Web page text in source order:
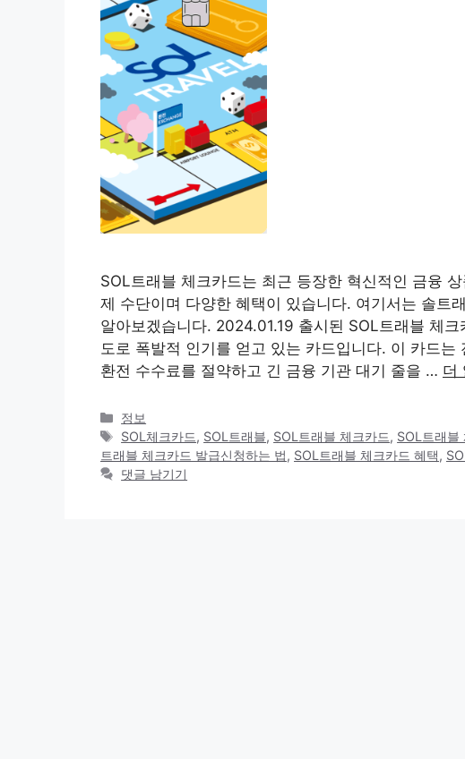
SOL트래블 체크카드는 최근 등장한 혁신적인 금융
제 수단이며 다양한 혜택이 있습니다. 여기서는 솔트
알아보겠습니다. 2024.01.19 출시된 SOL트래블 체
도로 폭발적 인기를 얻고 있는 카드입니다. 이 카드
환전 수수료를 절약하고 긴 금융 기관 대기 줄을 … 더
카
테
고
리
정보
태
그
SOL체크카드, SOL트래블, SOL트래블 체크카드, SOL트래블
트래블 체크카드 발급신청하는 법, SOL트래블 체크카드 혜택,
댓글 남기기